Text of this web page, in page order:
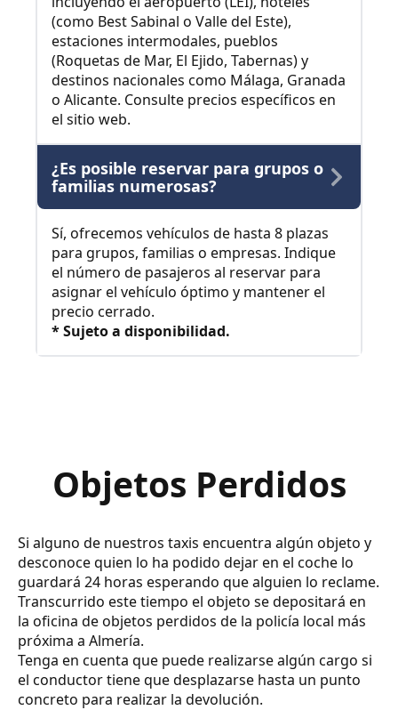
(como Best Sabinal o Valle del Este),
estaciones intermodales, pueblos
(Roquetas de Mar, El Ejido, Tabernas) y
destinos nacionales como Málaga, Granada
o Alicante. Consulte precios específicos en
el sitio web.
¿Es posible reservar para grupos o
familias numerosas?
Sí, ofrecemos vehículos de hasta 8 plazas
para grupos, familias o empresas. Indique
el número de pasajeros al reservar para
asignar el vehículo óptimo y mantener el
precio cerrado.
* Sujeto a disponibilidad.
Objetos Perdidos
Si alguno de nuestros taxis encuentra algún objeto y
desconoce quien lo ha podido dejar en el coche lo
guardará 24 horas esperando que alguien lo reclame.
Transcurrido este tiempo el objeto se depositará en
la oficina de objetos perdidos de la policía local más
próxima a Almería.
Tenga en cuenta que puede realizarse algún cargo si
el conductor tiene que desplazarse hasta un punto
concreto para realizar la devolución.